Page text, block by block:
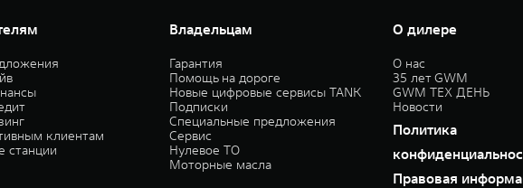
клиентам
станции
Владельцам
Гарантия
Помощь на дороге
Новые цифровые сервисы TANK
Подписки
Специальные предложения
Сервис
Нулевое ТО
Моторные масла
О дилере
О нас
35 лет GWM
GWM ТЕХ ДЕНЬ
Новости
Политика
Правовая